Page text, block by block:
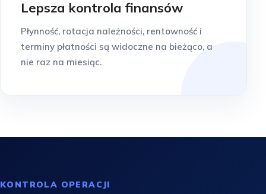
Lepsza kontrola finansów
Płynność, rotacja należności, rentowność i
terminy płatności są widoczne na bieżąco, a
nie raz na miesiąc.
KONTROLA OPERACJI